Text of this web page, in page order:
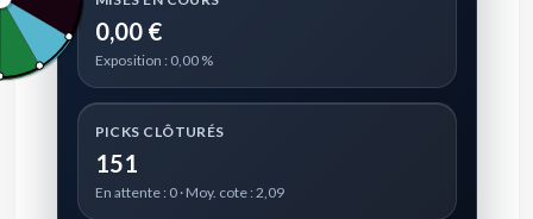
0,00 €
Exposition : 0,00 %
PICKS CLÔTURÉS
151
En attente : 0 · Moy. cote : 2,09